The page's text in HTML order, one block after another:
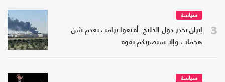
3
سياسة
إيران تحذر دول الخليج: أقنعوا ترامب بعدم شن
هجمات وإلا سنضربكم بقوة
سياسة